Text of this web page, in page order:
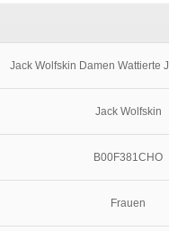
Jack Wolfskin Damen Wattierte
Jack Wolfskin
B00F381CHO
Frauen